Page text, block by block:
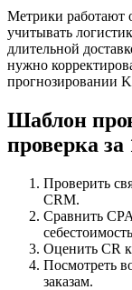
Метрики работают
учитывать
длительной
нужно
прогнозировании
Шаблон
проверка
Проверить
CRM.
Сравнить
Оценить CR
Посмотреть
заказам.